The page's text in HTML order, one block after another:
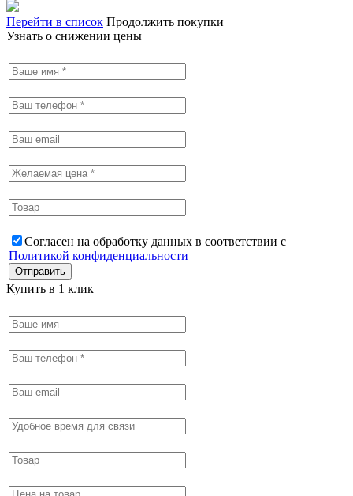
Перейти в список Продолжить покупки
Узнать о снижении цены
Согласен на обработку данных в соответствии с
Политикой конфиденциальности
Купить в 1 клик